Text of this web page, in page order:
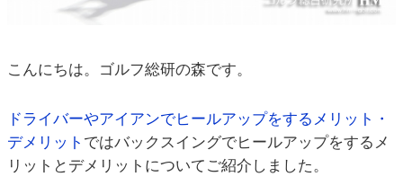
こんにちは。ゴルフ総研の森です。
ドライバーやアイアンでヒールアップをするメリット・
デメリット ではバックスイングでヒールアップをするメ
リットとデメリットについてご紹介しました。